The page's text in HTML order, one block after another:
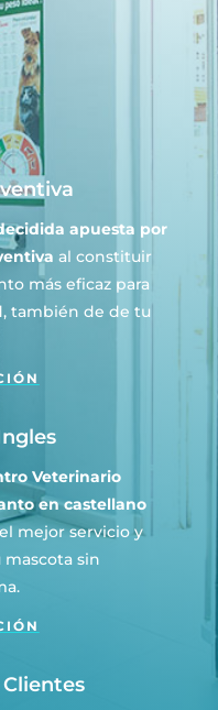
apuesta por
al constituir
más eficaz para
también de de tu
Veterinario
en castellano
mejor servicio y
sin